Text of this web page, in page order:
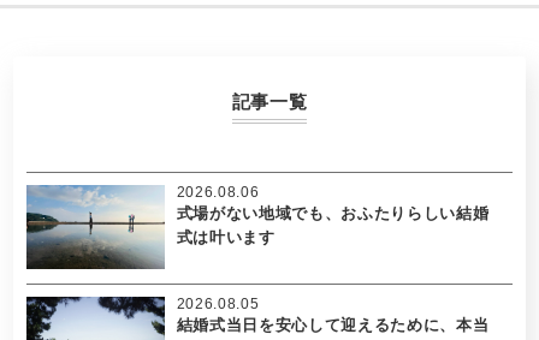
記事一覧
式場がない地域でも、おふたりらしい結婚
式は叶います
2026.08.06
結婚式当日を安心して迎えるために、本当
2026.08.05